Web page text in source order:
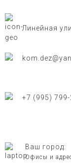
Линейная
+7 (995) 799-
Ваш город:
Офисы и